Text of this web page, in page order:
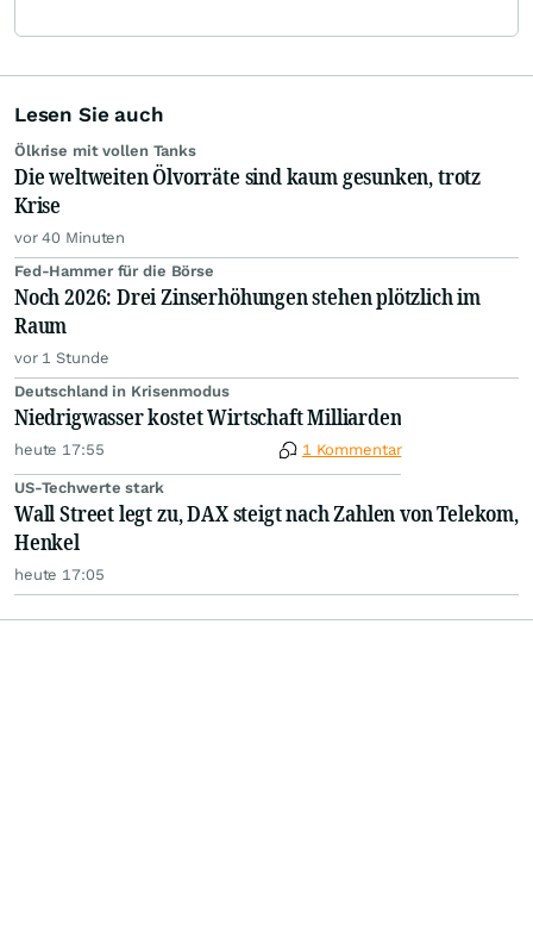
Lesen Sie auch
Ölkrise mit vollen Tanks
Die weltweiten Ölvorräte sind kaum gesunken, trotz
Krise
vor 40 Minuten
Fed-Hammer für die Börse
Noch 2026: Drei Zinserhöhungen stehen plötzlich im
Raum
vor 1 Stunde
Deutschland in Krisenmodus
Niedrigwasser kostet Wirtschaft Milliarden
heute 17:55 1 Kommentar
US-Techwerte stark
Wall Street legt zu, DAX steigt nach Zahlen von Telekom,
Henkel
heute 17:05